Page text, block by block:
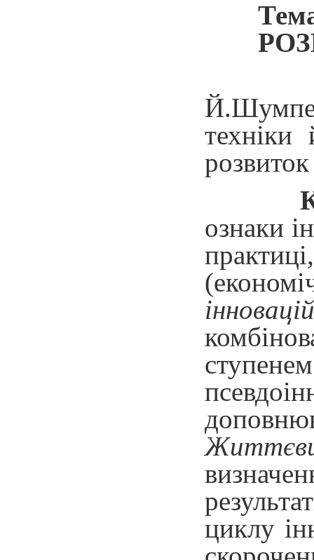
техніки
ознаки
інновацій
циклу